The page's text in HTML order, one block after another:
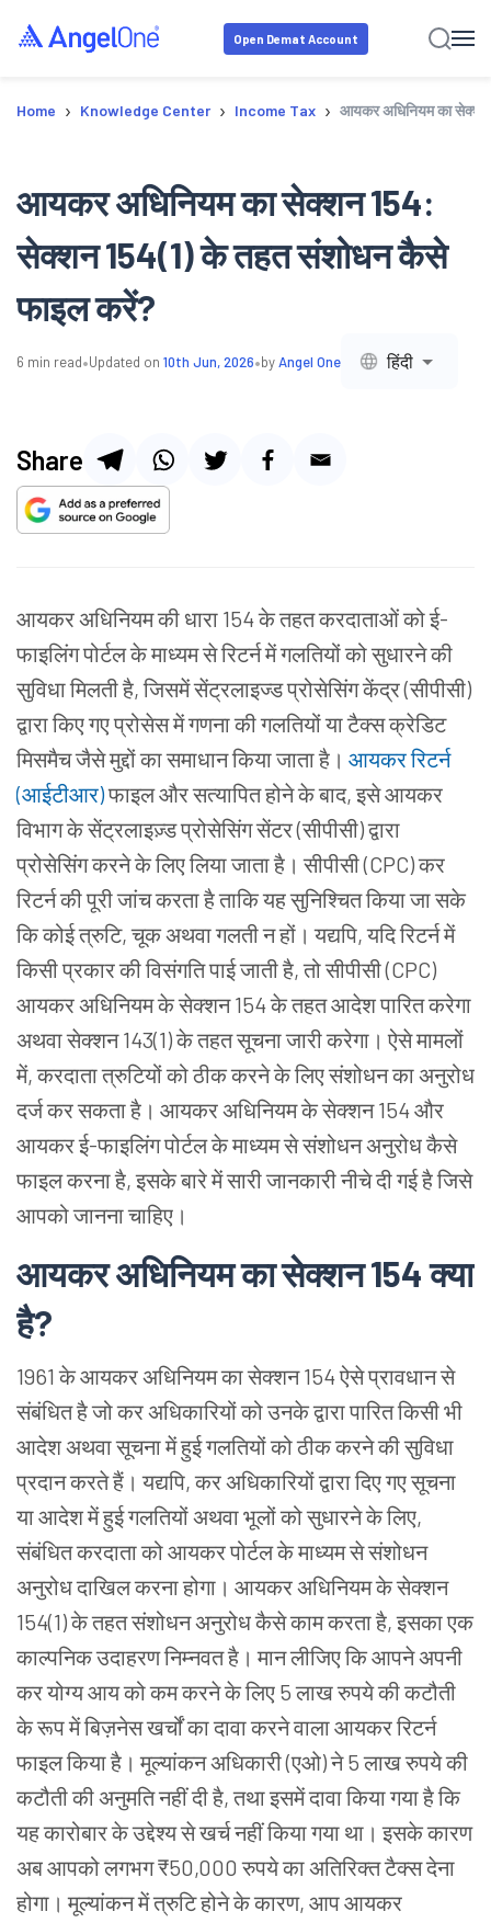
Open Demat Account
Home › Knowledge Center › Income Tax › आयकर अधिनियम का
आयकर अधिनियम का सेक्शन 154:
सेक्शन 154(1) के तहत संशोधन कैसे
फाइल करें?
6 min read•Updated on 10th Jun, 2026•byAngel One हिंदी
Share
आयकरअधिनियमकी धारा 154 केतहतकरदाताओंकोई-
फाइलिंगपोर्टलकेमाध्यमसेरिटर्नमेंगलतियोंकोसुधारनेकी
सुविधामिलतीहै, जिसमेंसेंट्रलाइज्डप्रोसेसिंगकेंद्र (सीपीसी)
द्वाराकिएगएप्रोसेसमेंगणनाकीगलतियोंयाटैक्सक्रेडिट
मिसमैचजैसेमुद्दोंकासमाधानकियाजाताहै। आयकररिटर्न
(आईटीआर)फाइलऔरसत्यापितहोनेकेबाद, इसेआयकर
विभागकेसेंट्रलाइज़्डप्रोसेसिंगसेंटर (सीपीसी) द्वारा
प्रोसेसिंगकरनेकेलिएलियाजाताहै। सीपीसी (CPC) कर
रिटर्नकीपूरीजांचकरताहैताकियहसुनिश्चितकियाजासके
किकोईत्रुटि, चूकअथवागलतीनहों। यद्यपि, यदिरिटर्नमें
किसीप्रकारकीविसंगतिपाईजातीहै, तोसीपीसी (CPC)
आयकरअधिनियमकेसेक्शन 154 केतहतआदेशपारितकरेगा
अथवासेक्शन 143(1) केतहतसूचनाजारीकरेगा। ऐसेमामलों
में, करदातात्रुटियोंकोठीककरनेकेलिएसंशोधनकाअनुरोध
दर्जकरसकताहै। आयकरअधिनियमकेसेक्शन 154 और
आयकरई-फाइलिंगपोर्टलकेमाध्यमसेसंशोधनअनुरोधकैसे
फाइलकरनाहै, इसकेबारेमेंसारीजानकारीनीचेदीगईहैजिसे
आपकोजाननाचाहिए।
आयकरअधिनियमकासेक्शन 154 क्या
है?
1961 केआयकरअधिनियमकासेक्शन 154 ऐसेप्रावधानसे
संबंधितहैजोकरअधिकारियोंकोउनकेद्वारापारितकिसीभी
आदेशअथवासूचनामेंहुईगलतियोंकोठीककरनेकीसुविधा
प्रदानकरतेहैं। यद्यपि, करअधिकारियोंद्वारादिएगएसूचना
याआदेशमेंहुईगलतियोंअथवाभूलोंकोसुधारनेकेलिए,
संबंधितकरदाताकोआयकरपोर्टलकेमाध्यमसेसंशोधन
अनुरोधदाखिलकरनाहोगा। आयकरअधिनियमकेसेक्शन
154(1) केतहतसंशोधनअनुरोधकैसेकामकरताहै, इसकाएक
काल्पनिकउदाहरणनिम्नवतहै। मानलीजिएकिआपनेअपनी
करयोग्यआयकोकमकरनेकेलिए 5 लाखरुपयेकीकटौती
केरूपमेंबिज़नेसखर्चोंकादावाकरनेवालाआयकररिटर्न
फाइलकियाहै। मूल्यांकनअधिकारी (एओ) ने 5 लाखरुपयेकी
कटौतीकीअनुमतिनहींदीहै, तथाइसमेंदावाकियागयाहैकि
यहकारोबारकेउद्देश्यसेखर्चनहींकियागया था। इसकेकारण
अबआपकोलगभग ₹50,000 रुपयेकाअतिरिक्तटैक्सदेना
होगा। मूल्यांकनमेंत्रुटिहोनेकेकारण, आपआयकर